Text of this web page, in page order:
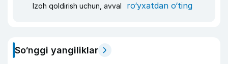
Izoh qoldirish uchun, avval ro‘yxatdan o‘ting
So‘nggi yangiliklar